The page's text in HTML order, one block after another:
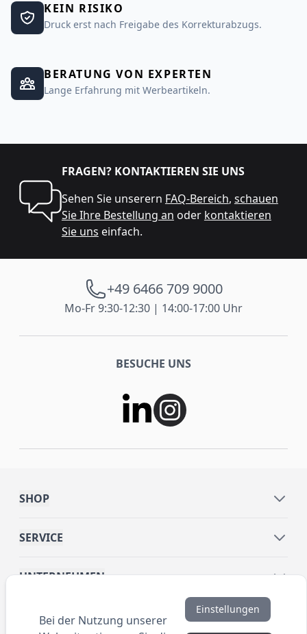
KEIN RISIKO
Druck erst nach Freigabe des Korrekturabzugs.
BERATUNG VON EXPERTEN
Lange Erfahrung mit Werbeartikeln.
FRAGEN? KONTAKTIEREN SIE UNS
Sehen Sie unserern FAQ-Bereich, schauen
Sie Ihre Bestellung an oder kontaktieren
Sie uns einfach.
+49 6466 709 9000
Mo-Fr 9:30-12:30 | 14:00-17:00 Uhr
BESUCHE UNS
SHOP
SERVICE
UNTERNEHMEN
INFORMATIONEN
Bei der Nutzung unserer
Einstellungen